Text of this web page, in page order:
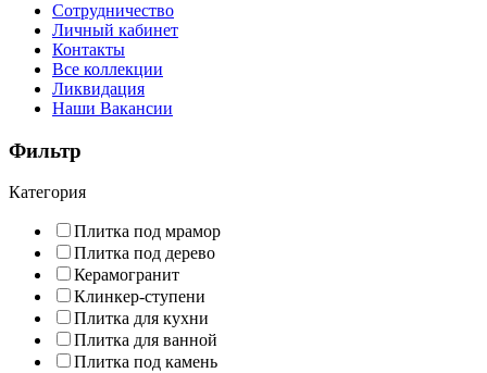
Сотрудничество
Личный кабинет
Контакты
Все коллекции
Ликвидация
Наши Вакансии
Фильтр
Категория
Плитка под мрамор
Плитка под дерево
Керамогранит
Клинкер-ступени
Плитка для кухни
Плитка для ванной
Плитка под камень